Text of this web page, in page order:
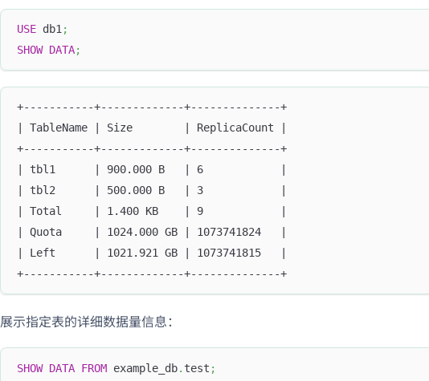
USE db1 ;
SHOW DATA;
+-----------+-------------+--------------+
| TableName | Size        | ReplicaCount |
+-----------+-------------+--------------+
| tbl1      | 900.000 B   | 6            |
| tbl2      | 500.000 B   | 3            |
| Total     | 1.400 KB    | 9            |
| Quota     | 1024.000 GB | 1073741824   |
| Left      | 1021.921 GB | 1073741815   |
+-----------+-------------+--------------+
展示指定表的详细数据量信息：
SHOW DATA FROM example_db. test ;